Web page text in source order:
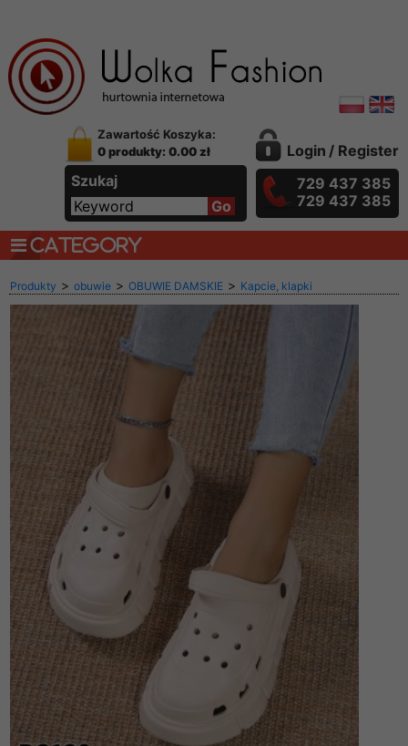
Zawartość Koszyka:
0 produkty: 0.00 zł
Szukaj
Login / Register
729 437 385
729 437 385
CATEGORY
Produkty > obuwie > OBUWIE DAMSKIE > Kapcie, klapki